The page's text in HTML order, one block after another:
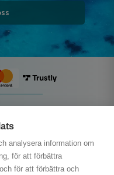
analysera information om
för att förbättra
för att förbättra och